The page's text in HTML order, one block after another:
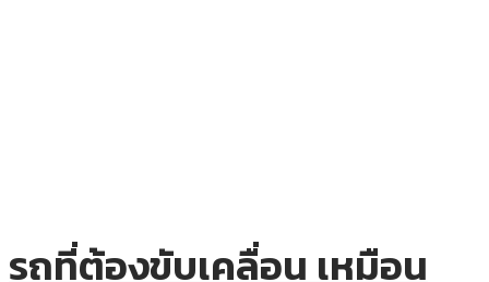
รถที่ต้องขับเคลื่อน เหมือน